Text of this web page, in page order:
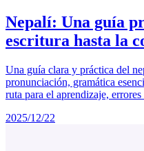
Nepalí: Una guía
escritura hasta la
Una guía clara y práctica del
pronunciación, gramática
ruta para el aprendizaje,
2025/12/22